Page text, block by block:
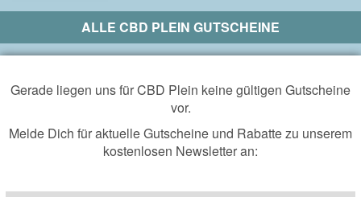
ALLE CBD PLEIN GUTSCHEINE
Gerade liegen uns für CBD Plein keine gültigen Gutscheine
vor.
Melde Dich für aktuelle Gutscheine und Rabatte zu unserem
kostenlosen Newsletter an: